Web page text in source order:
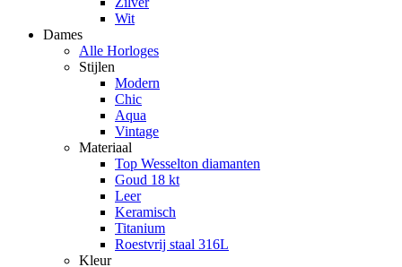
Wit
Dames
Alle Horloges
Stijlen
Modern
Chic
Aqua
Vintage
Materiaal
Top Wesselton diamanten
Goud 18 kt
Leer
Keramisch
Titanium
Roestvrij staal 316L
Kleur